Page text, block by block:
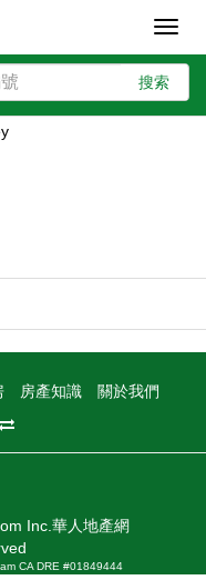
搜索
房產知識
關於我們
Inc.華人地產網
CA DRE #01849444